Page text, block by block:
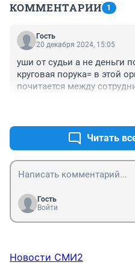
КОММЕНТАРИИ 1
Гость
20 декабря 2024, 15:05
уши от судьи а не деньги
круговая порука= в этой
почитается между
Читать
Гость
Войти
Новости СМИ2